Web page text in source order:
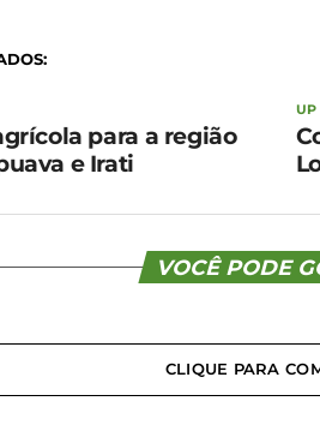
UP
para a região
e Irati
VOCÊ PODE
CLIQUE PARA